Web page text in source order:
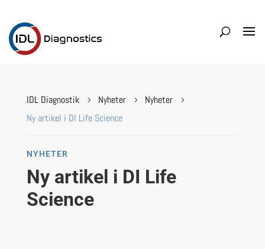
IDL Diagnostik 5 Nyheter 5 Nyheter 5
Ny artikel i DI Life Science
NYHETER
Ny artikel i DI Life
Science